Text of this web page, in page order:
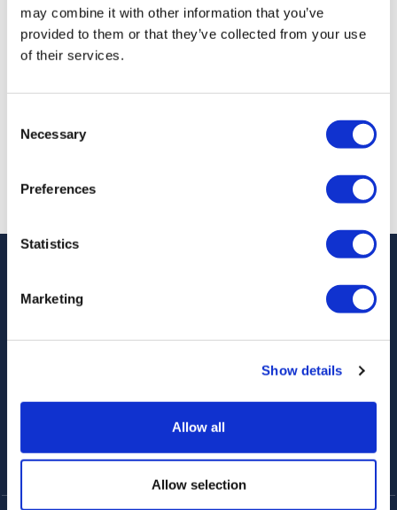
may combine it with other information that you’ve
provided to them or that they’ve collected from your use
of their services.
Selection
Necessary
Preferences
Statistics
Marketing
Show details
Allow all
Allow selection
Exposition des Champions
28,00 £ Plus d'informations
Suivez-nous sur